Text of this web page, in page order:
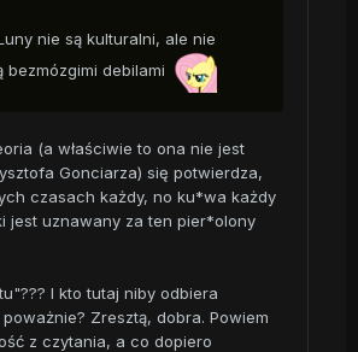
nie są kulturalni, ale nie
bezmózgimi debilami
(a właściwie to ona nie jest
Gonciarza) się potwierdza,
czasach każdy, no ku*wa każdy
jest uznawany za ten pier*olony
I kto tutaj niby odbiera
Zresztą, dobra. Powiem
z czytania, a co dopiero